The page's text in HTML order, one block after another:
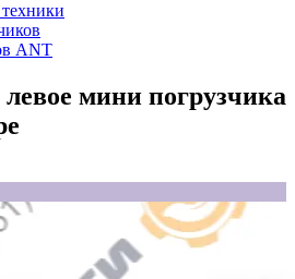
ANT
мини погрузчика